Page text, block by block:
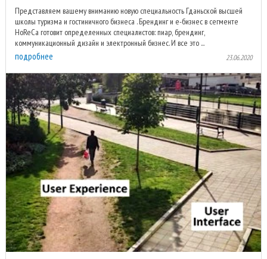
Представляем вашему вниманию новую специальность Гданьской высшей
школы туризма и гостиничного бизнеса . Брендинг и e-бизнес в сегменте
HoReCa готовит определенных специалистов: пиар, брендинг,
коммуникационный дизайн и электронный бизнес. И все это ...
подробнее 23.06.2020